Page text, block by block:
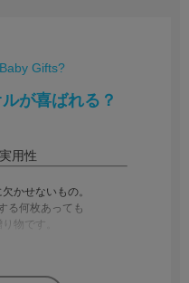
グ対応
メッセージカードで、
Gifts?
が喜ばれる？
用性
かせないもの。
る何枚あっても
物です。